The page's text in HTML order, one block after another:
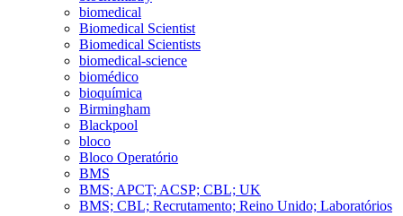
biomedical
Biomedical Scientist
Biomedical Scientists
biomedical-science
biomédico
bioquímica
Birmingham
Blackpool
bloco
Bloco Operatório
BMS
BMS; APCT; ACSP; CBL; UK
BMS; CBL; Recrutamento; Reino Unido; Laboratórios